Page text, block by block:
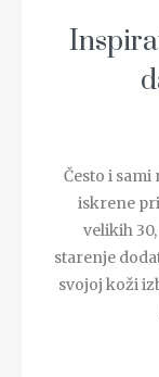
Često i
iskrene
velikih
starenje
svojoj koži